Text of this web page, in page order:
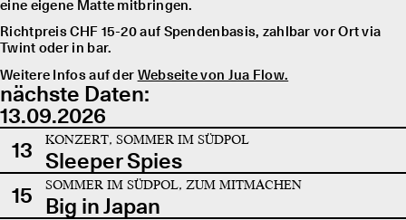
eine eigene Matte mitbringen.
Richtpreis CHF 15-20 auf Spendenbasis, zahlbar vor Ort via
Twint oder in bar.
Weitere Infos auf der Webseite von Jua Flow.
nächste Daten:
13.09.2026
13
KONZERT, SOMMER IM SÜDPOL
Sleeper Spies
15
SOMMER IM SÜDPOL, ZUM MITMACHEN
Big in Japan